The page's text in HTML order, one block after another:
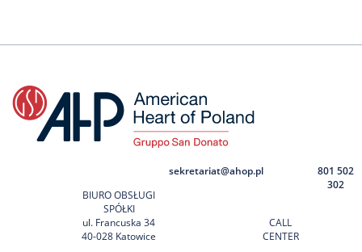
BIURO OBSŁUGI
SPÓŁKI
ul. Francuska 34
40-028 Katowice
sekretariat@ahop.pl
CALL
CENTER
801 502
302